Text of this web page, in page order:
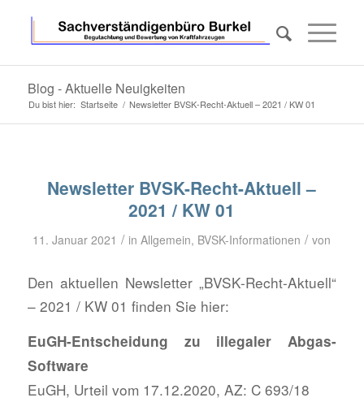
Blog - Aktuelle Neuigkeiten
Du bist hier: Startseite / Newsletter BVSK-Recht-Aktuell – 2021 / KW 01
Newsletter BVSK-Recht-Aktuell –
2021 / KW 01
11. Januar 2021 / inAllgemein, BVSK-Informationen / von
Den aktuellen Newsletter „BVSK-Recht-Aktuell“
– 2021 / KW 01 finden Sie hier:
EuGH-Entscheidung zu illegaler Abgas-
Software
EuGH, Urteil vom 17.12.2020, AZ: C 693/18